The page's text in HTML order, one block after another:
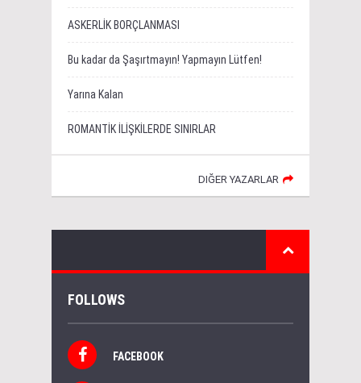
ASKERLİK BORÇLANMASI
Bu kadar da Şaşırtmayın! Yapmayın Lütfen!
Yarına Kalan
ROMANTİK İLİŞKİLERDE SINIRLAR
DIĞER YAZARLAR
FOLLOWS
FACEBOOK